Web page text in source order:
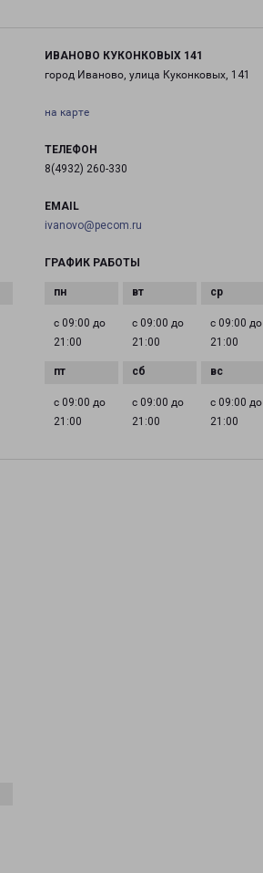
ИВАНОВО КУКОНКОВЫХ 141
город Иваново, улица Куконковых, 141
на карте
ТЕЛЕФОН
8(4932) 260-330
EMAIL
ivanovo@pecom.ru
ГРАФИК РАБОТЫ
с 09:00 до
21:00
с 09:00 до
21:00
с 09:00 до
21:00
с 09:00 до
21:00
с 09:00 до
21:00
с 09:00 до
21:00